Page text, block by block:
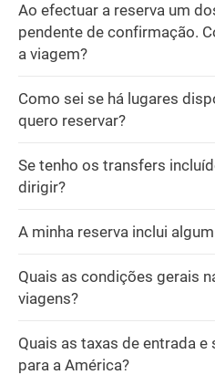
Ao efectuar a reserva um
pendente de confirmação.
a viagem?
Como sei se há lugares
quero reservar?
Se tenho os transfers
dirigir?
A minha reserva inclui
Quais as condições gerais
viagens?
Quais as taxas de entrada
para a América?